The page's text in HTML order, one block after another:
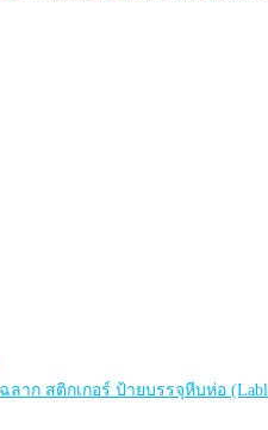
ก สติกเกอร์ ป้ายบรรจุหีบห่อ (Lable